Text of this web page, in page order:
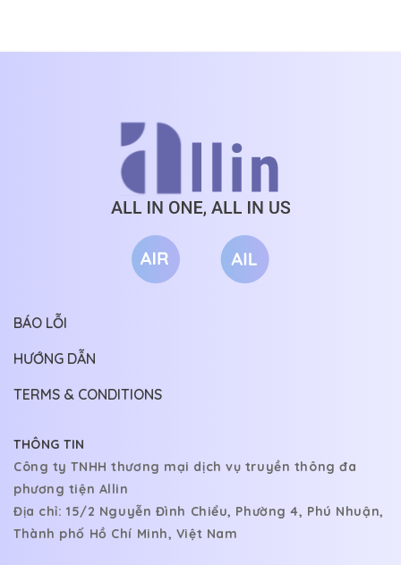
THÔNG TIN
Công ty TNHH thương mại dịch vụ truyền thông đa
phương tiện Allin
Địa chỉ: 15/2 Nguyễn Đình Chiểu, Phường 4, Phú Nhuận,
Thành phố Hồ Chí Minh, Việt Nam
BÁO LỖI
HƯỚNG DẪN
TERMS & CONDITIONS